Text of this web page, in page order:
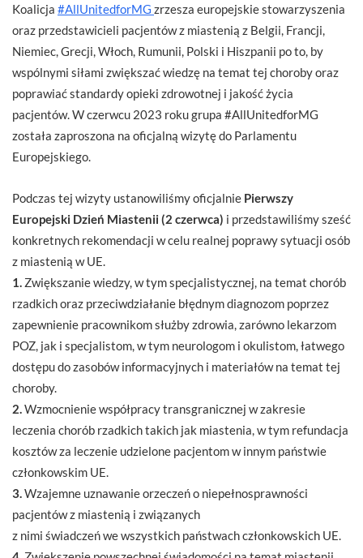
Koalicja #AllUnitedforMG zrzesza europejskie stowarzyszenia
oraz przedstawicieli pacjentów z miastenią z Belgii, Francji,
Niemiec, Grecji, Włoch, Rumunii, Polski i Hiszpanii po to, by
wspólnymi siłami zwiększać wiedzę na temat tej choroby oraz
poprawiać standardy opieki zdrowotnej i jakość życia
pacjentów. W czerwcu 2023 roku grupa #AllUnitedforMG
została zaproszona na oficjalną wizytę do Parlamentu
Europejskiego.
Podczas tej wizyty ustanowiliśmy oficjalnie Pierwszy
Europejski Dzień Miastenii (2 czerwca) i przedstawiliśmy sześć
konkretnych rekomendacji w celu realnej poprawy sytuacji osób
z miastenią w UE.
1. Zwiększanie wiedzy, w tym specjalistycznej, na temat chorób
rzadkich oraz przeciwdziałanie błędnym diagnozom poprzez
zapewnienie pracownikom służby zdrowia, zarówno lekarzom
POZ, jak i specjalistom, w tym neurologom i okulistom, łatwego
dostępu do zasobów informacyjnych i materiałów na temat tej
choroby.
2. Wzmocnienie współpracy transgranicznej w zakresie
leczenia chorób rzadkich takich jak miastenia, w tym refundacja
kosztów za leczenie udzielone pacjentom w innym państwie
członkowskim UE.
3. Wzajemne uznawanie orzeczeń o niepełnosprawności
pacjentów z miastenią i związanych
z nimi świadczeń we wszystkich państwach członkowskich UE.